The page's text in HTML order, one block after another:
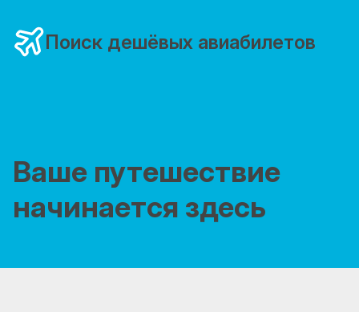
Поиск дешёвых авиабилетов
Ваше путешествие
начинается здесь